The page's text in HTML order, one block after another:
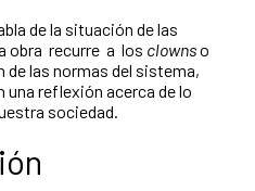
de la situación de las
obra recurre a los clownso
de las normas del sistema,
reflexión acerca de lo
sociedad.